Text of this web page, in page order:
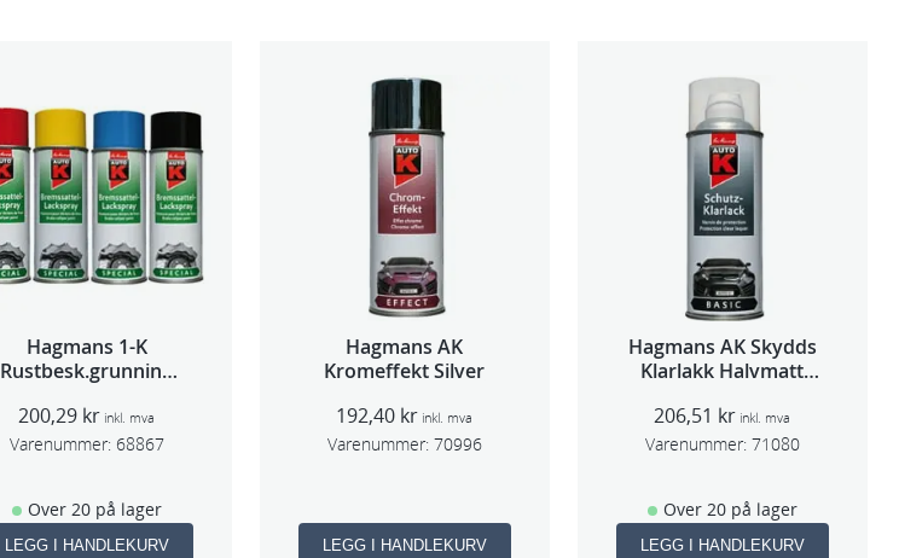
Hagmans 1-K
Rustbesk.grunning
200,29 kr inkl. mva
Varenummer: 68867
Over 20 på lager
LEGG I HANDLEKURV
Hagmans AK
Kromeffekt Silver
192,40 kr inkl. mva
Varenummer: 70996
LEGG I HANDLEKURV
Hagmans AK Skydds
Klarlakk Halvmatt
206,51 kr inkl. mva
Varenummer: 71080
Over 20 på lager
LEGG I HANDLEKURV